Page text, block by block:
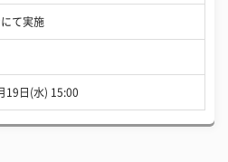
て実施
19日(水) 15:00